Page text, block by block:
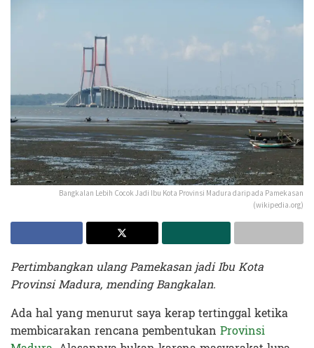
Bangkalan Lebih Cocok Jadi Ibu Kota Provinsi Madura daripada Pamekasan
(wikipedia.org)
Pertimbangkan ulang Pamekasan jadi Ibu Kota
Provinsi Madura, mending Bangkalan.
Ada hal yang menurut saya kerap tertinggal ketika
membicarakan rencana pembentukan Provinsi